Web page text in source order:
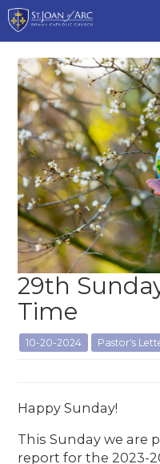
29th
Time
10-20-2024 Pastor's
Happy Sunday!
This Sunday we are
report for the 2023-